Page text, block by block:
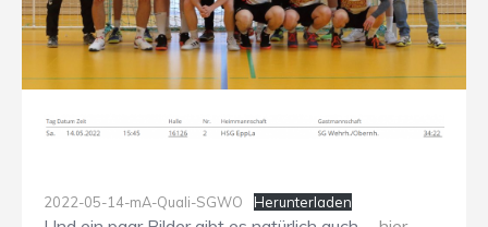
2022-05-14-mA-Quali-SGWO Herunterladen